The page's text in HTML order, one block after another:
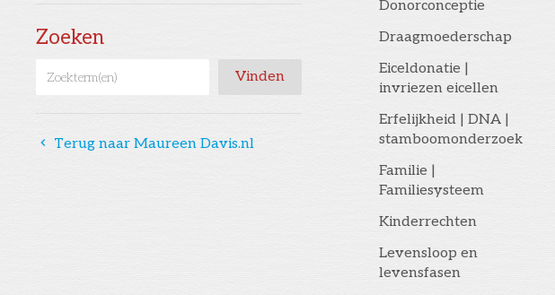
Zoeken
󰅁 Terug naar Maureen Davis.nl
Donorconceptie
Draagmoederschap
Eiceldonatie |
invriezen eicellen
Erfelijkheid | DNA |
stamboomonderzoek
Familie |
Familiesysteem
Kinderrechten
Levensloop en
levensfasen